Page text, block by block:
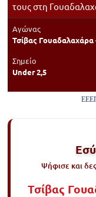
τους στη
Αγώνας
Τσίβας
Σημείο
Under 2,5
Ψήφισε και
Τσίβας